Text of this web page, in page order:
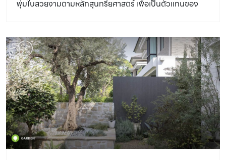
อยู่ในประเทศญี่ปุ่น ที่นี่คือสวน 4 ฤดูที่ “ชิ-กิ เขาใหญ่” (Chi-
ค่อนข้างแน่น ทั้งสัก กัลปพฤกษ์ ชงโค ประดู่ มะม่วง ลิ้นจี่
มะขาม และยังมีหินก้อนใหญ่ ๆ ฝังอยู่ใต้ดินจำนวนมาก
ลักษณะพื้นที่เป็นสโลปลาดชันตั้งแต่เชิงเขาลงไปถึงลำตะคอง
ที่อยู่ด้านล่างอีกฝั่ง มีความต่างระดับถึง 15 […]
พุ่มใบสวยงามตามหลักสุนทรียศาสตร์ เพื่อเป็นตัวแทนของ
ต่อชาวญี่ปุ่น เช่น ดอกบัว ที่สื่อแทนสัญลักษณ์ทางพุทธ
ศาสนา หรือต้นสนที่หมายถึงการมีอายุยืนนาน รวมถึงใช้เป็น
สัญลักษณ์ของการเปลี่ยนแปลงตามธรรมชาติ เช่น สีของ
ใบไม้ที่เปลี่ยน หรือดอกไม้ที่ออกตามฤดูกาล ซึ่งหากอยากให้
อารมณ์ของสวนเป็นสไตล์ญี่ปุ่นอาจต้องเลือกใช้พรรณไม้ของ
บ้านเราที่ให้ความรู้สึกใกล้เคียง เช่น ชบาเมเปิ้ล แทนเมเปิ้ล และ
อาจจัดวางกระถางบอนไซตกแต่งในบางจุดตามความเหมาะ
สม สวนญี่ปุ่นสวยๆ ในเรื่องการดูแลนั้นค่อนข้างง่าย เพราะไม่